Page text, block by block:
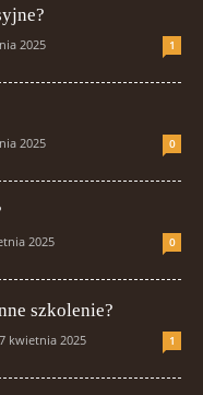
2025 1
2025 0
2025 0
szkolenie?
kwietnia 2025 1